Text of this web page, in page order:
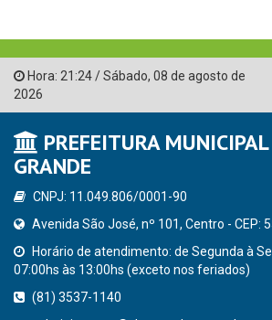
Hora: 21:24/Sábado, 08 de agosto de
2026
PREFEITURA
GRANDE
CNPJ: 11.049.806/0001-90
Avenida São José, nº 101, Centro - CEP:
Horário de atendimento: de Segunda à
07:00hs às 13:00hs (exceto nos feriados)
(81) 3537-1140